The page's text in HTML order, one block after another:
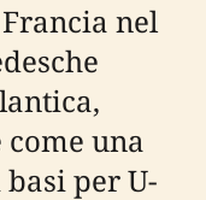
nel
come una
per U-